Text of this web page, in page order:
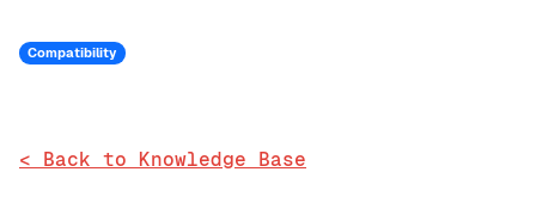
Compatibility
< Back to Knowledge Base